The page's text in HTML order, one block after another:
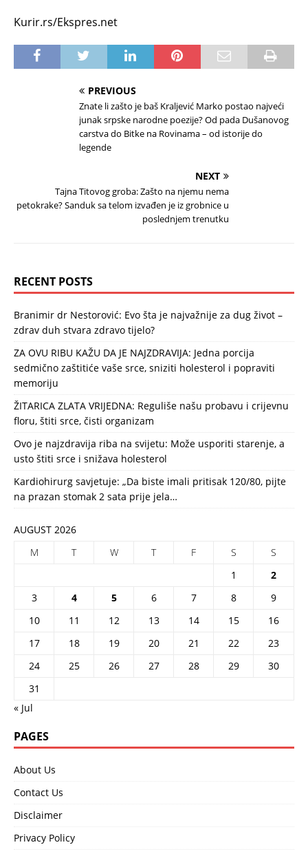
Kurir.rs/Ekspres.net
PREVIOUS
Znate li zašto je baš Kraljević Marko postao najveći
junak srpske narodne poezije? Od pada Dušanovog
carstva do Bitke na Rovinama – od istorije do
legende
NEXT
Tajna Titovog groba: Zašto na njemu nema
petokrake? Sanduk sa telom izvađen je iz grobnice u
poslednjem trenutku
RECENT POSTS
Branimir dr Nestorović: Evo šta je najvažnije za dug život –
zdrav duh stvara zdravo tijelo?
ZA OVU RIBU KAŽU DA JE NAJZDRAVIJA: Jedna porcija
sedmično zaštitiće vaše srce, sniziti holesterol i popraviti
memoriju
ŽITARICA ZLATA VRIJEDNA: Reguliše našu probavu i crijevnu
floru, štiti srce, čisti organizam
Ovo je najzdravija riba na svijetu: Može usporiti starenje, a
usto štiti srce i snižava holesterol
Kardiohirurg savjetuje: „Da biste imali pritisak 120/80, pijte
na prazan stomak 2 sata prije jela…
AUGUST 2026
M
T W T F S
S
1
2
3
4 5 6 7 8
9
10
11 12 13 14 15
16
17
18 19 20 21 22
23
24
25 26 27 28 29
30
31
« Jul
PAGES
About Us
Contact Us
Disclaimer
Privacy Policy